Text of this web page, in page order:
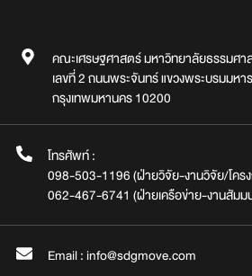
คณะเศรษฐศาสตร์ มหาวิทยาลัยธรรมศา
เลขที่ 2 ถนนพระจันทร์ แขวงพระบรมมหา
กรุงเทพมหานคร 10200
โทรศัพท์ :
098-503-1196 (ฝ่ายวิจัย-งานวิจัย/โคร
062-467-6741 (ฝ่ายเครือข่าย-งานสัม
Email : info@sdgmove.com